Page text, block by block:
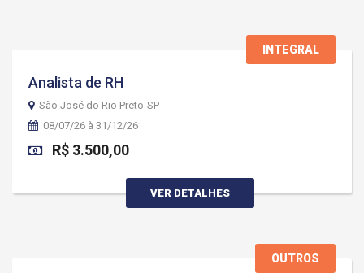
INTEGRAL
Analista de RH
São José do Rio Preto-SP
08/07/26 à 31/12/26
R$ 3.500,00
VER DETALHES
OUTROS